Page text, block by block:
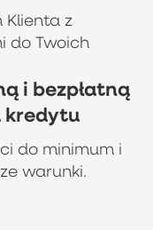
Klienta z
do Twoich
i bezpłatną
kredytu
do minimum i
warunki.